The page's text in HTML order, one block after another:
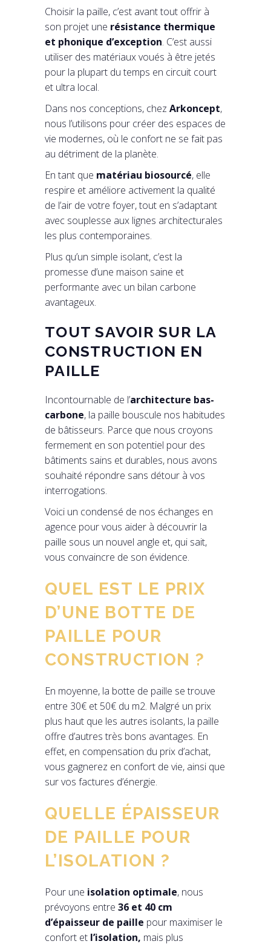
Choisir la paille, c’est avant tout offrir à
son projet une résistance thermique
et phonique d’exception. C’est aussi
utiliser des matériaux voués à être jetés
pour la plupart du temps en circuit court
et ultra local.
Dans nos conceptions, chez Arkoncept,
nous l’utilisons pour créer des espaces de
vie modernes, où le confort ne se fait pas
au détriment de la planète.
En tant que matériau biosourcé, elle
respire et améliore activement la qualité
de l’air de votre foyer, tout en s’adaptant
avec souplesse aux lignes architecturales
les plus contemporaines.
Plus qu’un simple isolant, c’est la
promesse d’une maison saine et
performante avec un bilan carbone
avantageux.
TOUT SAVOIR SUR LA
CONSTRUCTION EN
PAILLE
Incontournable de l’architecture bas-
carbone, la paille bouscule nos habitudes
de bâtisseurs. Parce que nous croyons
fermement en son potentiel pour des
bâtiments sains et durables, nous avons
souhaité répondre sans détour à vos
interrogations.
Voici un condensé de nos échanges en
agence pour vous aider à découvrir la
paille sous un nouvel angle et, qui sait,
vous convaincre de son évidence.
QUEL EST LE PRIX
D’UNE BOTTE DE
PAILLE POUR
CONSTRUCTION ?
En moyenne, la botte de paille se trouve
entre 30€ et 50€ du m2. Malgré un prix
plus haut que les autres isolants, la paille
offre d’autres très bons avantages. En
effet, en compensation du prix d’achat,
vous gagnerez en confort de vie, ainsi que
sur vos factures d’énergie.
QUELLE ÉPAISSEUR
DE PAILLE POUR
L’ISOLATION ?
Pour une isolation optimale, nous
prévoyons entre 36 et 40 cm
d’épaisseur de paille pour maximiser le
confort et l’isolation, mais plus